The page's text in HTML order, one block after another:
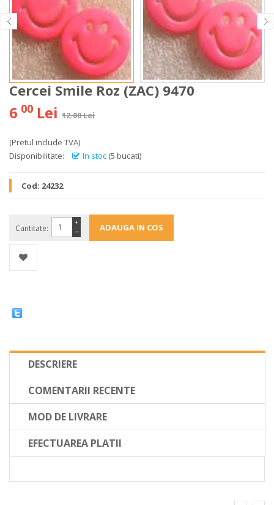
Cercei Smile Roz (ZAC) 9470
6 00 Lei 12.00 Lei
(Pretul include TVA)
Disponibilitate:
In stoc (5 bucati)
Cod: 24232
Cantitate: −
+
DESCRIERE
COMENTARII RECENTE
MOD DE LIVRARE
EFECTUAREA PLATII